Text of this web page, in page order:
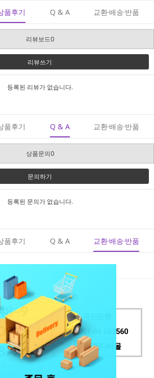
품후기 Q & A 교환·배송·반품
리뷰보드0
리뷰쓰기
등록된 리뷰가 없습니다.
품후기 Q & A 교환·배송·반품
상품문의0
문의하기
등록된 문의가 없습니다.
품후기 Q & A 교환·배송·반품
7:00
001501-04-052560
(주)대한디씨몰